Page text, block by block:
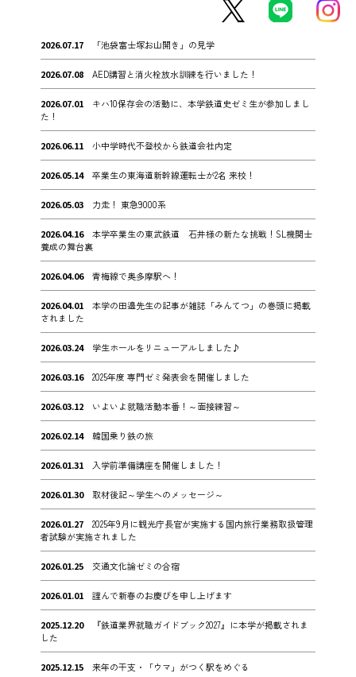
2026.07.17 「池袋富士塚お山開き」の見学
2026.07.08 AED講習と消火栓放水訓練を行いました！
2026.07.01
キハ10保存会の活動に、本学鉄道史ゼミ生が参加しまし
た！
2026.06.11 小中学時代不登校から鉄道会社内定
2026.05.14 卒業生の東海道新幹線運転士が2名 来校！
2026.05.03 力走！ 東急9000系
2026.04.16
本学卒業生の東武鉄道 石井様の新たな挑戦！SL機関士
養成の舞台裏
2026.04.06 青梅線で奥多摩駅へ！
2026.04.01
本学の田邉先生の記事が雑誌「みんてつ」の巻頭に掲載
されました
2026.03.24 学生ホールをリニューアルしました♪
2026.03.16 2025年度 専門ゼミ発表会を開催しました
2026.03.12 いよいよ就職活動本番！～面接練習～
2026.02.14 韓国乗り鉄の旅
2026.01.31 入学前準備講座を開催しました！
2026.01.30 取材後記～学生へのメッセージ～
2026.01.27
2025年9月に観光庁長官が実施する国内旅行業務取扱管理
者試験が実施されました
2026.01.25 交通文化論ゼミの合宿
2026.01.01 謹んで新春のお慶びを申し上げます
2025.12.20
『鉄道業界就職ガイドブック2027』に本学が掲載されま
した
2025.12.15 来年の干支・「ウマ」がつく駅をめぐる